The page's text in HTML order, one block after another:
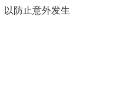
以防止意外发生